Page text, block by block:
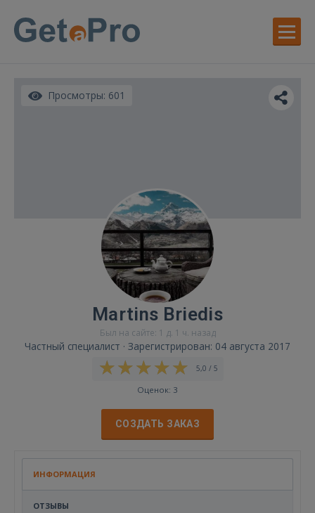
Просмотры: 601
Martins Briedis
Был на сайте: 1 д. 1 ч. назад
Частный специалист · Зарегистрирован: 04 августа 2017
5,0 / 5
Оценок: 3
СОЗДАТЬ ЗАКАЗ
ИНФОРМАЦИЯ
ОТЗЫВЫ